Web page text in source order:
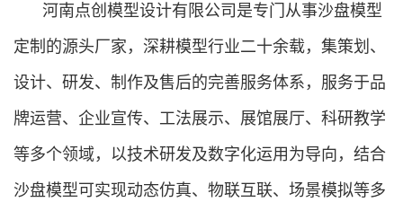
河南点创模型设计有限公司是专门从事沙盘模型
定制的源头厂家，深耕模型行业二十余载，集策划、
设计、研发、制作及售后的完善服务体系，服务于品
牌运营、企业宣传、工法展示、展馆展厅、科研教学
等多个领域，以技术研发及数字化运用为导向，结合
沙盘模型可实现动态仿真、物联互联、场景模拟等多